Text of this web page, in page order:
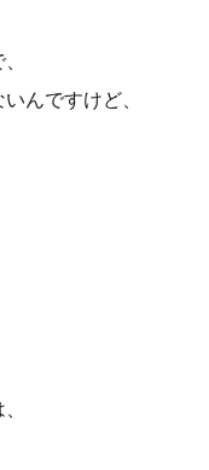
んですけど、